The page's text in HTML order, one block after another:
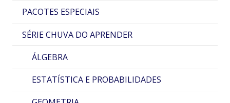
PACOTES ESPECIAIS
SÉRIE CHUVA DO APRENDER
ÁLGEBRA
ESTATÍSTICA E PROBABILIDADES